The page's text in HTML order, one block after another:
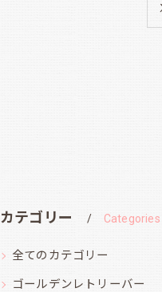
カテゴリー Categories
全てのカテゴリー
ゴールデンレトリーバー